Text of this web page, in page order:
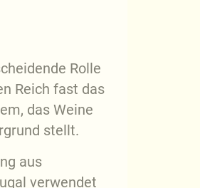
Rolle
Reich fast das
das Weine
stellt.
aus
verwendet